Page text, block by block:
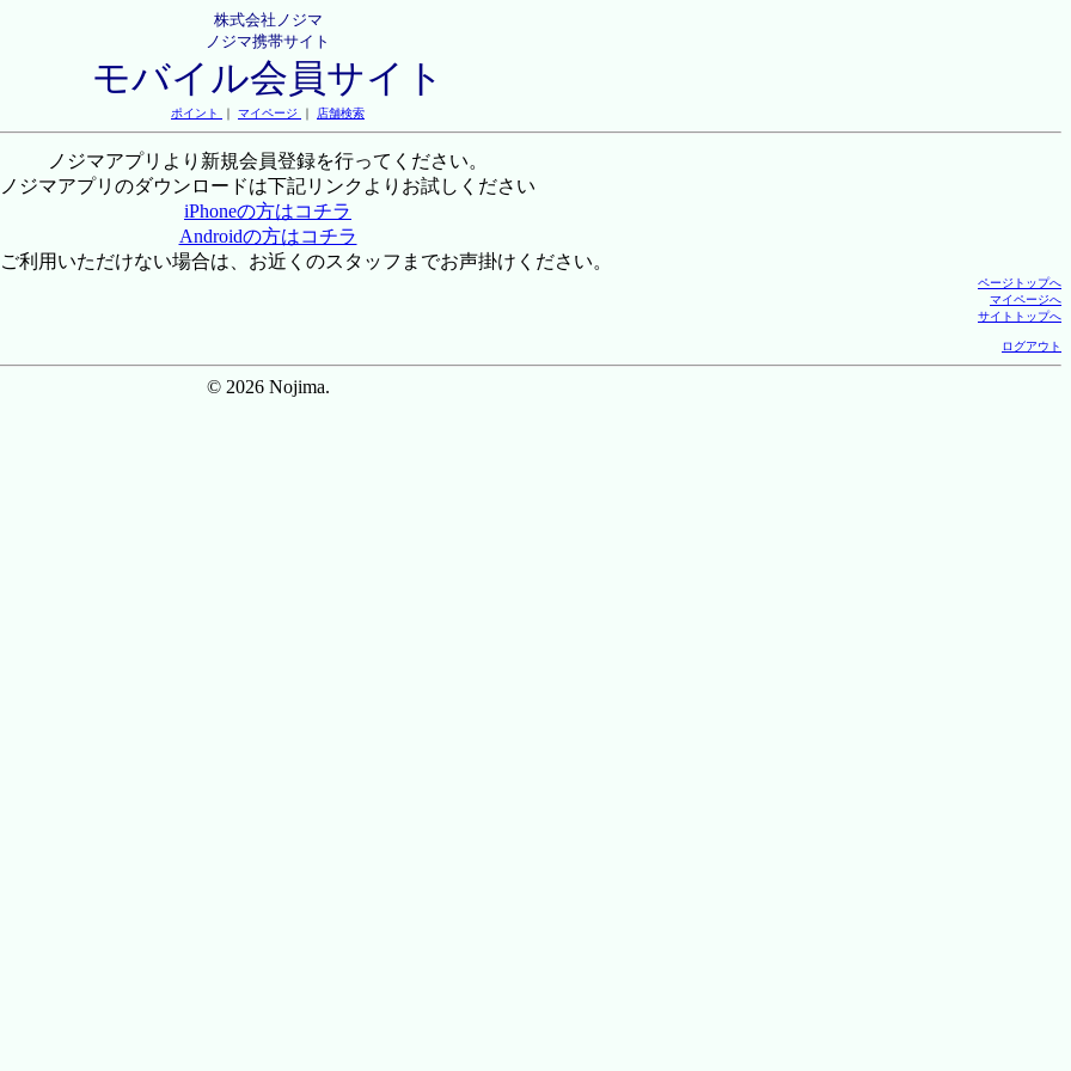
株式会社ノジマ
ノジマ携帯サイト
モバイル会員サイト
ポイント ｜ マイページ ｜ 店舗検索
ノジマアプリより新規会員登録を行ってください。
ノジマアプリのダウンロードは下記リンクよりお試しください
iPhoneの方はコチラ
Androidの方はコチラ
利用いただけない場合は、お近くのスタッフまでお声掛けください。
ページトップへ
マイページへ
サイトトップへ
ログアウト
© 2026 Nojima.